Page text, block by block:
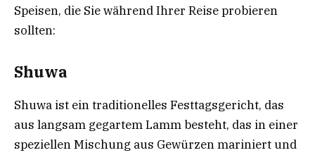
Speisen, die Sie während Ihrer Reise probieren
sollten:
Shuwa
Shuwa ist ein traditionelles Festtagsgericht, das
aus langsam gegartem Lamm besteht, das in einer
speziellen Mischung aus Gewürzen mariniert und